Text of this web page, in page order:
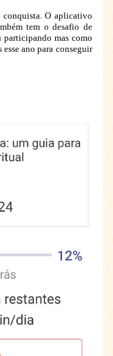
conquista. O aplicativo
tem o desafio de
mas como
ano para conseguir